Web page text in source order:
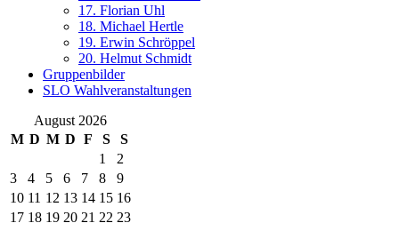
17. Florian Uhl
18. Michael Hertle
19. Erwin Schröppel
20. Helmut Schmidt
Gruppenbilder
SLO Wahlveranstaltungen
August 2026
M D M D F S
S
1
2
3
4 5 6 7 8
9
10 11 12 13 14 15 16
17 18 19 20 21 22 23